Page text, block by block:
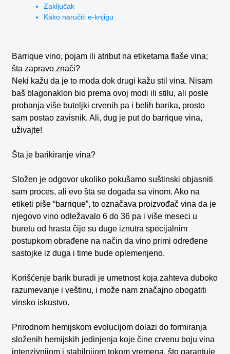
Zaključak
Kako naručiti e-knjigu
Barrique vino, pojam ili atribut na etiketama flaše vina;
šta zapravo znači?
Neki kažu da je to moda dok drugi kažu stil vina. Nisam
baš blagonaklon bio prema ovoj modi ili stilu, ali posle
probanja više buteljki crvenih pa i belih barika, prosto
sam postao zavisnik. Ali, dug je put do barrique vina,
uživajte!
Šta je barikiranje vina?
Složen je odgovor ukoliko pokušamo suštinski objasniti
sam proces, ali evo šta se događa sa vinom. Ako na
etiketi piše “barrique”, to označava proizvođač vina da je
njegovo vino odležavalo 6 do 36 pa i više meseci u
buretu od hrasta čije su duge iznutra specijalnim
postupkom obrađene na način da vino primi određene
sastojke iz duga i time bude oplemenjeno.
Korišćenje barik buradi je umetnost koja zahteva duboko
razumevanje i veštinu, i može nam značajno obogatiti
vinsko iskustvo.
Prirodnom hemijskom evolucijom dolazi do formiranja
složenih hemijskih jedinjenja koje čine crvenu boju vina
intenzivnijom i stabilnijom tokom vremena, što garantuje